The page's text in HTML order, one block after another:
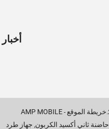
أخبار
خريطة الموقع -
AMP MOBILE
حاضنة ثاني أكسيد الكربون, جهاز طرد